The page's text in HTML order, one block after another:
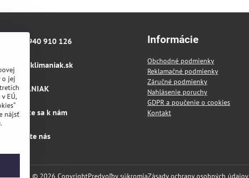
+421 940 910 126
info​@klimaniak​.sk
KLIMANIAK
Pridajte sa k nám
Sledujte nás
Informácie
Obchodné podmienky
Reklamačné podmienky
Záručné podmienky
Nahlásenie poruchy
GDPR a poučenie o cookies
Kontakt
© 2026 CopyrightPredvoľby súkromiaZásady ochrany osobných údajov
o jej
EÚ,
nájsť